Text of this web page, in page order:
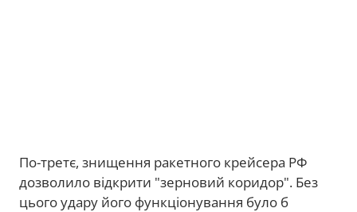
По-третє, знищення ракетного крейсера РФ
дозволило відкрити "зерновий коридор". Без
цього удару його функціонування було б